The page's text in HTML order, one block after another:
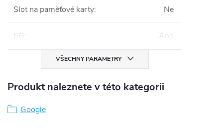
Slot na paměťové karty: Ne
5G: Ano
VŠECHNY PARAMETRY
Produkt naleznete v této kategorii
Google